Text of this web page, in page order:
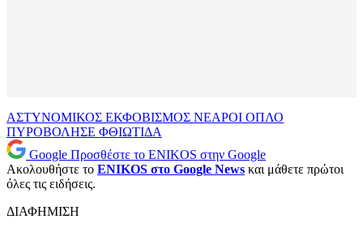
ΑΣΤΥΝΟΜΙΚΟΣ ΕΚΦΟΒΙΣΜΟΣ ΝΕΑΡΟΙ ΟΠΛΟ
ΠΥΡΟΒΟΛΗΣΕ ΦΘΙΩΤΙΔΑ
Google Προσθέστε το ENIKOS στην Google
Ακολουθήστε το ENIKOS στο Google News και μάθετε πρώτοι
όλες τις ειδήσεις.
ΔΙΑΦΗΜΙΣΗ